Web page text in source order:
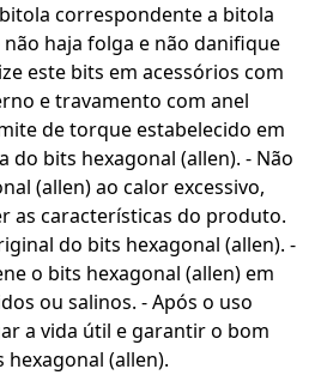
correspondente a bitola
haja folga e não danifique
este bits em acessórios com
e travamento com anel
de torque estabelecido em
do bits hexagonal (allen). - Não
(allen) ao calor excessivo,
as características do produto.
do bits hexagonal (allen). -
o bits hexagonal (allen) em
ou salinos. - Após o uso
a vida útil e garantir o bom
(allen).